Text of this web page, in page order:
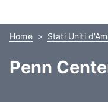
Home Stati Uniti
Penn